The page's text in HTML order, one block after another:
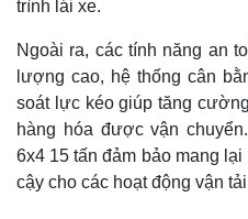
trình lái xe.
Ngoài ra, các tính năng an
lượng cao, hệ thống cân
soát lực kéo giúp tăng
hàng hóa được vận
6x4 15 tấn đảm bảo mang
cậy cho các hoạt động vận